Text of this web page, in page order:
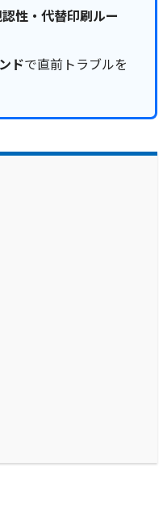
性・代替印刷ルー
ドで直前トラブルを